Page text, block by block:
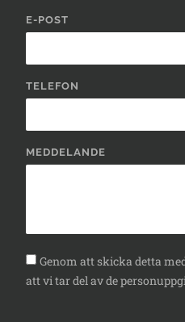
E-POST
TELEFON
MEDDELANDE
Genom att skicka detta
att vi tar del av de